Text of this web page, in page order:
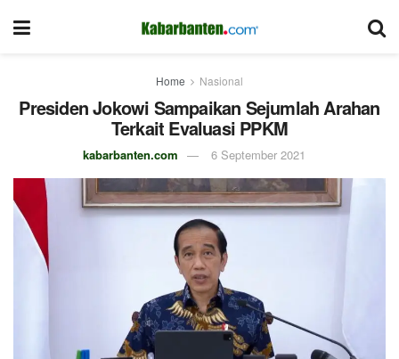
Home Nasional
Presiden Jokowi Sampaikan Sejumlah Arahan
Terkait Evaluasi PPKM
kabarbanten.com 6 September 2021